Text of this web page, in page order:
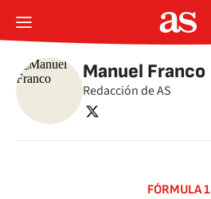
Manuel Franco
Redacción de AS
twitter
FÓRMULA 1